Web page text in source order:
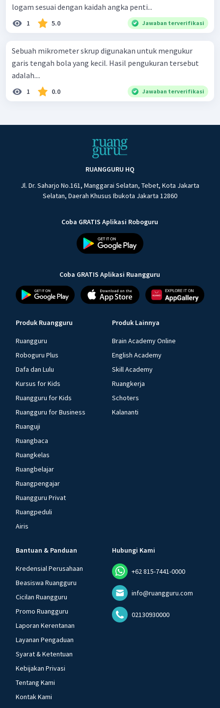
logam sesuai dengan kaidah angka penti...
1 5.0 Jawaban terverifikasi
Sebuah mikrometer skrup digunakan untuk mengukur
garis tengah bola yang kecil. Hasil pengukuran tersebut
adalah....
1 0.0 Jawaban terverifikasi
RUANGGURU HQ
Jl. Dr. Saharjo No.161, Manggarai Selatan, Tebet, Kota Jakarta
Selatan, Daerah Khusus Ibukota Jakarta 12860
Coba GRATIS Aplikasi Roboguru
Coba GRATIS Aplikasi Ruangguru
Produk Ruangguru
Ruangguru
Roboguru Plus
Dafa dan Lulu
Kursus for Kids
Ruangguru for Kids
Ruangguru for Business
Ruanguji
Ruangbaca
Ruangkelas
Ruangbelajar
Ruangpengajar
Ruangguru Privat
Ruangpeduli
Airis
Produk Lainnya
Brain Academy Online
English Academy
Skill Academy
Ruangkerja
Schoters
Kalananti
Bantuan & Panduan
Kredensial Perusahaan
Beasiswa Ruangguru
Cicilan Ruangguru
Promo Ruangguru
Laporan Kerentanan
Layanan Pengaduan
Syarat & Ketentuan
Kebijakan Privasi
Tentang Kami
Kontak Kami
Hubungi Kami
+62 815-7441-0000
info@ruangguru.com
02130930000